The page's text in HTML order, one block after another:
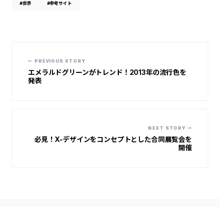
#世界 #参考サイト
← PREVIOUS STORY
エメラルドグリーンがトレンド！2013年の流行色を
発表
NEXT STORY →
必見！X-デザインをコンセプトとした合同展覧会を
開催